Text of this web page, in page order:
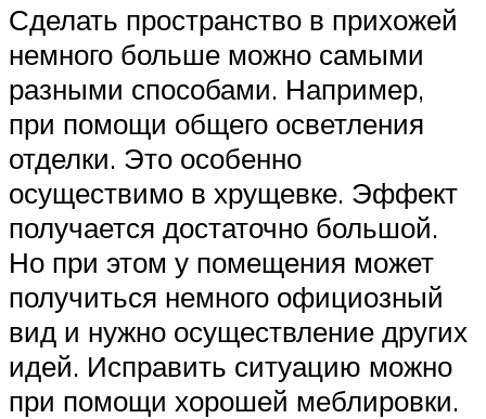
Сделать пространство в прихожей
немного больше можно самыми
разными способами. Например,
при помощи общего осветления
отделки. Это особенно
осуществимо в хрущевке. Эффект
получается достаточно большой.
Но при этом у помещения может
получиться немного официозный
вид и нужно осуществление других
идей. Исправить ситуацию можно
при помощи хорошей меблировки.